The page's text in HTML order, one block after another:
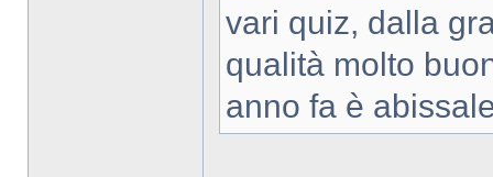
vari quiz, dalla
qualità molto
anno fa è